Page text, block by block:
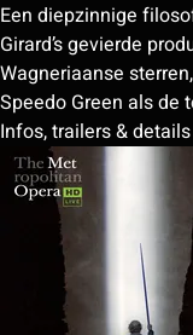
Een diepzinnige
Girard’s gevierde
Wagneriaanse
Speedo Green als de
Infos, trailers & details